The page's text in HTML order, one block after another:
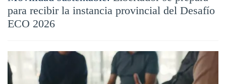
para recibir la instancia provincial del Desafío
ECO 2026